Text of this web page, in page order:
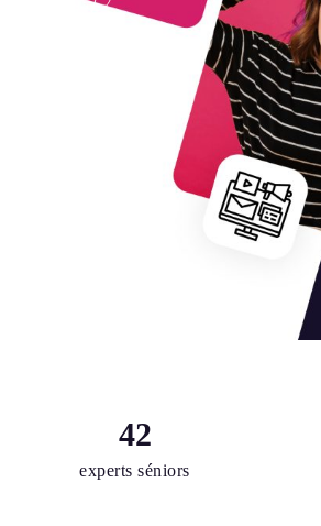
42
experts séniors